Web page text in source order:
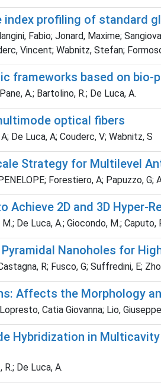
profiling of standard
Fabio; Jonard, Maxime;
Vincent; Wabnitz, Stefan;
frameworks based on bio-
A.; Bartolino, R.; De Luca, A.
optical fibers
De Luca, A; Couderc, V; Wabnitz, S
Strategy for Multilevel
Forestiero, A; Papuzzo, G;
Achieve 2D and 3D Hyper-
De Luca, A.; Giocondo, M.; Caputo,
Nanoholes for
R; Fusco, G; Suffredini, E;
Affects the Morphology
Catia Giovanna; Lio,
Hybridization in
R.; De Luca, A.